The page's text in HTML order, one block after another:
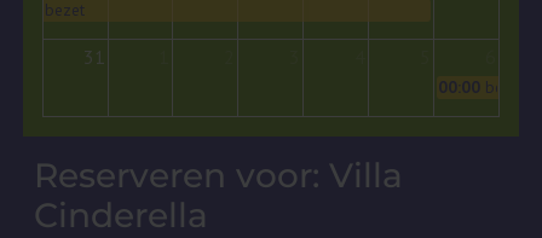
bezet
31
00:00 bezet
Reserveren voor: Villa
Cinderella